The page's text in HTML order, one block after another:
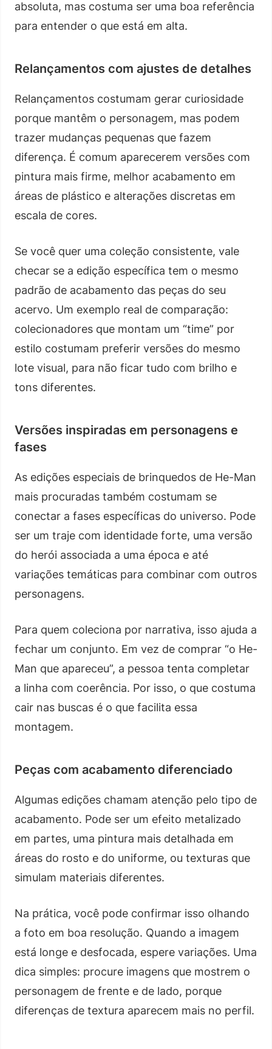
absoluta, mas costuma ser uma boa referência
para entender o que está em alta.
Relançamentos com ajustes de detalhes
Relançamentos costumam gerar curiosidade
porque mantêm o personagem, mas podem
trazer mudanças pequenas que fazem
diferença. É comum aparecerem versões com
pintura mais firme, melhor acabamento em
áreas de plástico e alterações discretas em
escala de cores.
Se você quer uma coleção consistente, vale
checar se a edição específica tem o mesmo
padrão de acabamento das peças do seu
acervo. Um exemplo real de comparação:
colecionadores que montam um “time” por
estilo costumam preferir versões do mesmo
lote visual, para não ficar tudo com brilho e
tons diferentes.
Versões inspiradas em personagens e
fases
As edições especiais de brinquedos de He-Man
mais procuradas também costumam se
conectar a fases específicas do universo. Pode
ser um traje com identidade forte, uma versão
do herói associada a uma época e até
variações temáticas para combinar com outros
personagens.
Para quem coleciona por narrativa, isso ajuda a
fechar um conjunto. Em vez de comprar “o He-
Man que apareceu”, a pessoa tenta completar
a linha com coerência. Por isso, o que costuma
cair nas buscas é o que facilita essa
montagem.
Peças com acabamento diferenciado
Algumas edições chamam atenção pelo tipo de
acabamento. Pode ser um efeito metalizado
em partes, uma pintura mais detalhada em
áreas do rosto e do uniforme, ou texturas que
simulam materiais diferentes.
Na prática, você pode confirmar isso olhando
a foto em boa resolução. Quando a imagem
está longe e desfocada, espere variações. Uma
dica simples: procure imagens que mostrem o
personagem de frente e de lado, porque
diferenças de textura aparecem mais no perfil.